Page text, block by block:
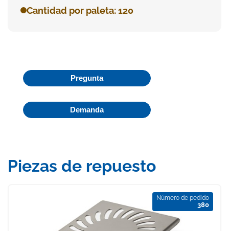
Cantidad por paleta: 120
Pregunta
Demanda
Piezas de repuesto
Número de pedido
380